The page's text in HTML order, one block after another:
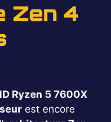
Zen 4
Ryzen 5 7600X
est encore